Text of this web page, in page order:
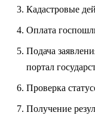
Кадастровые
Оплата
Подача
портал
Проверка
Получение